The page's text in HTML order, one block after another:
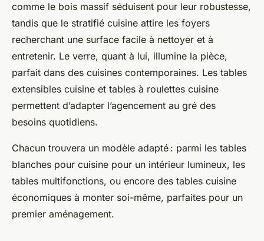
comme le bois massif séduisent pour leur robustesse,
tandis que le stratifié cuisine attire les foyers
recherchant une surface facile à nettoyer et à
entretenir. Le verre, quant à lui, illumine la pièce,
parfait dans des cuisines contemporaines. Les tables
extensibles cuisine et tables à roulettes cuisine
permettent d’adapter l’agencement au gré des
besoins quotidiens.
Chacun trouvera un modèle adapté : parmi les tables
blanches pour cuisine pour un intérieur lumineux, les
tables multifonctions, ou encore des tables cuisine
économiques à monter soi-même, parfaites pour un
premier aménagement.